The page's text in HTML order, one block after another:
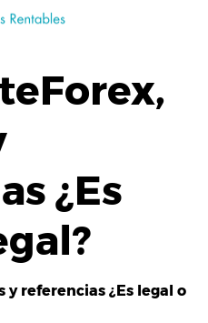
¿Es
y referencias ¿Es legal o